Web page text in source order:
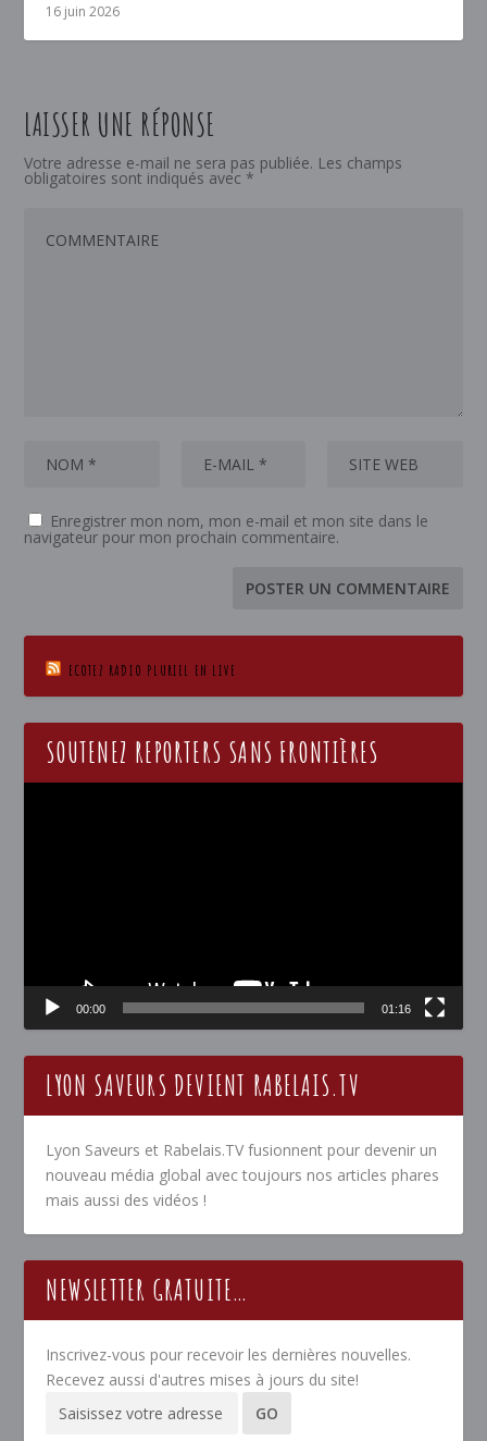
16 juin 2026
LAISSER UNE RÉPONSE
Votre adresse e-mail ne sera pas publiée. Les champs
obligatoires sont indiqués avec *
Enregistrer mon nom, mon e-mail et mon site dans le
navigateur pour mon prochain commentaire.
ECOTEZ RADIO PLURIEL EN LIVE
SOUTENEZ REPORTERS SANS FRONTIÈRES
00:00 01:16
LYON SAVEURS DEVIENT RABELAIS.TV
Lyon Saveurs et Rabelais.TV fusionnent pour devenir un
nouveau média global avec toujours nos articles phares
mais aussi des vidéos !
NEWSLETTER GRATUITE…
Inscrivez-vous pour recevoir les dernières nouvelles.
Recevez aussi d'autres mises à jours du site!